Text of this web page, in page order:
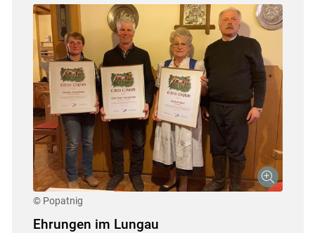
© Popatnig
Ehrungen im Lungau